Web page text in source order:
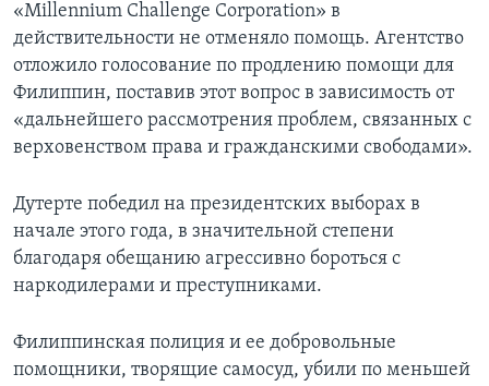
«Millennium Challenge Corporation» в
действительности не отменяло помощь. Агентство
отложило голосование по продлению помощи для
Филиппин, поставив этот вопрос в зависимость от
«дальнейшего рассмотрения проблем, связанных с
верховенством права и гражданскими свободами».
Дутерте победил на президентских выборах в
начале этого года, в значительной степени
благодаря обещанию агрессивно бороться с
наркодилерами и преступниками.
Филиппинская полиция и ее добровольные
помощники, творящие самосуд, убили по меньшей